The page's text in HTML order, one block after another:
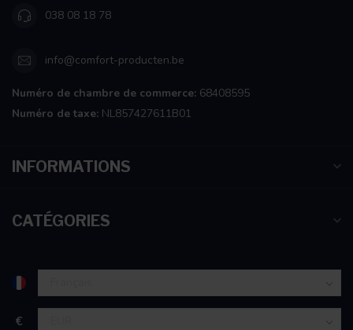
038 08 18 78
info@comfort-producten.be
Numéro de chambre de commerce: 68408595
Numéro de taxe: NL857427611B01
INFORMATIONS
CATÉGORIES
€